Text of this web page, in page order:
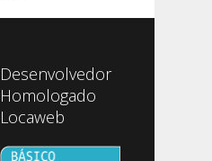
Desenvolvedor
Homologado
Locaweb